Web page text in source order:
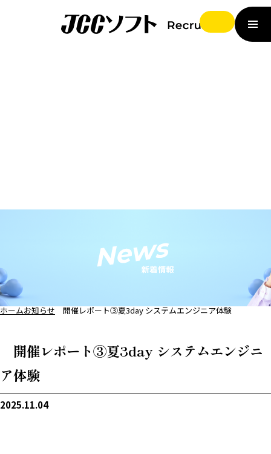
ホームお知らせ開催レポート③夏3day システムエンジニア体験
開催レポート③夏3day システムエンジニ
ア体験
2025.11.04